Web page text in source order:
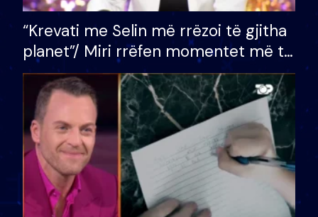
“Krevati me Selin më rrëzoi të gjitha
planet”/ Miri rrëfen momentet më të
bukura në shtëpinë e BB VIP: Do më
mungojë zilja e mëngjesit kur…